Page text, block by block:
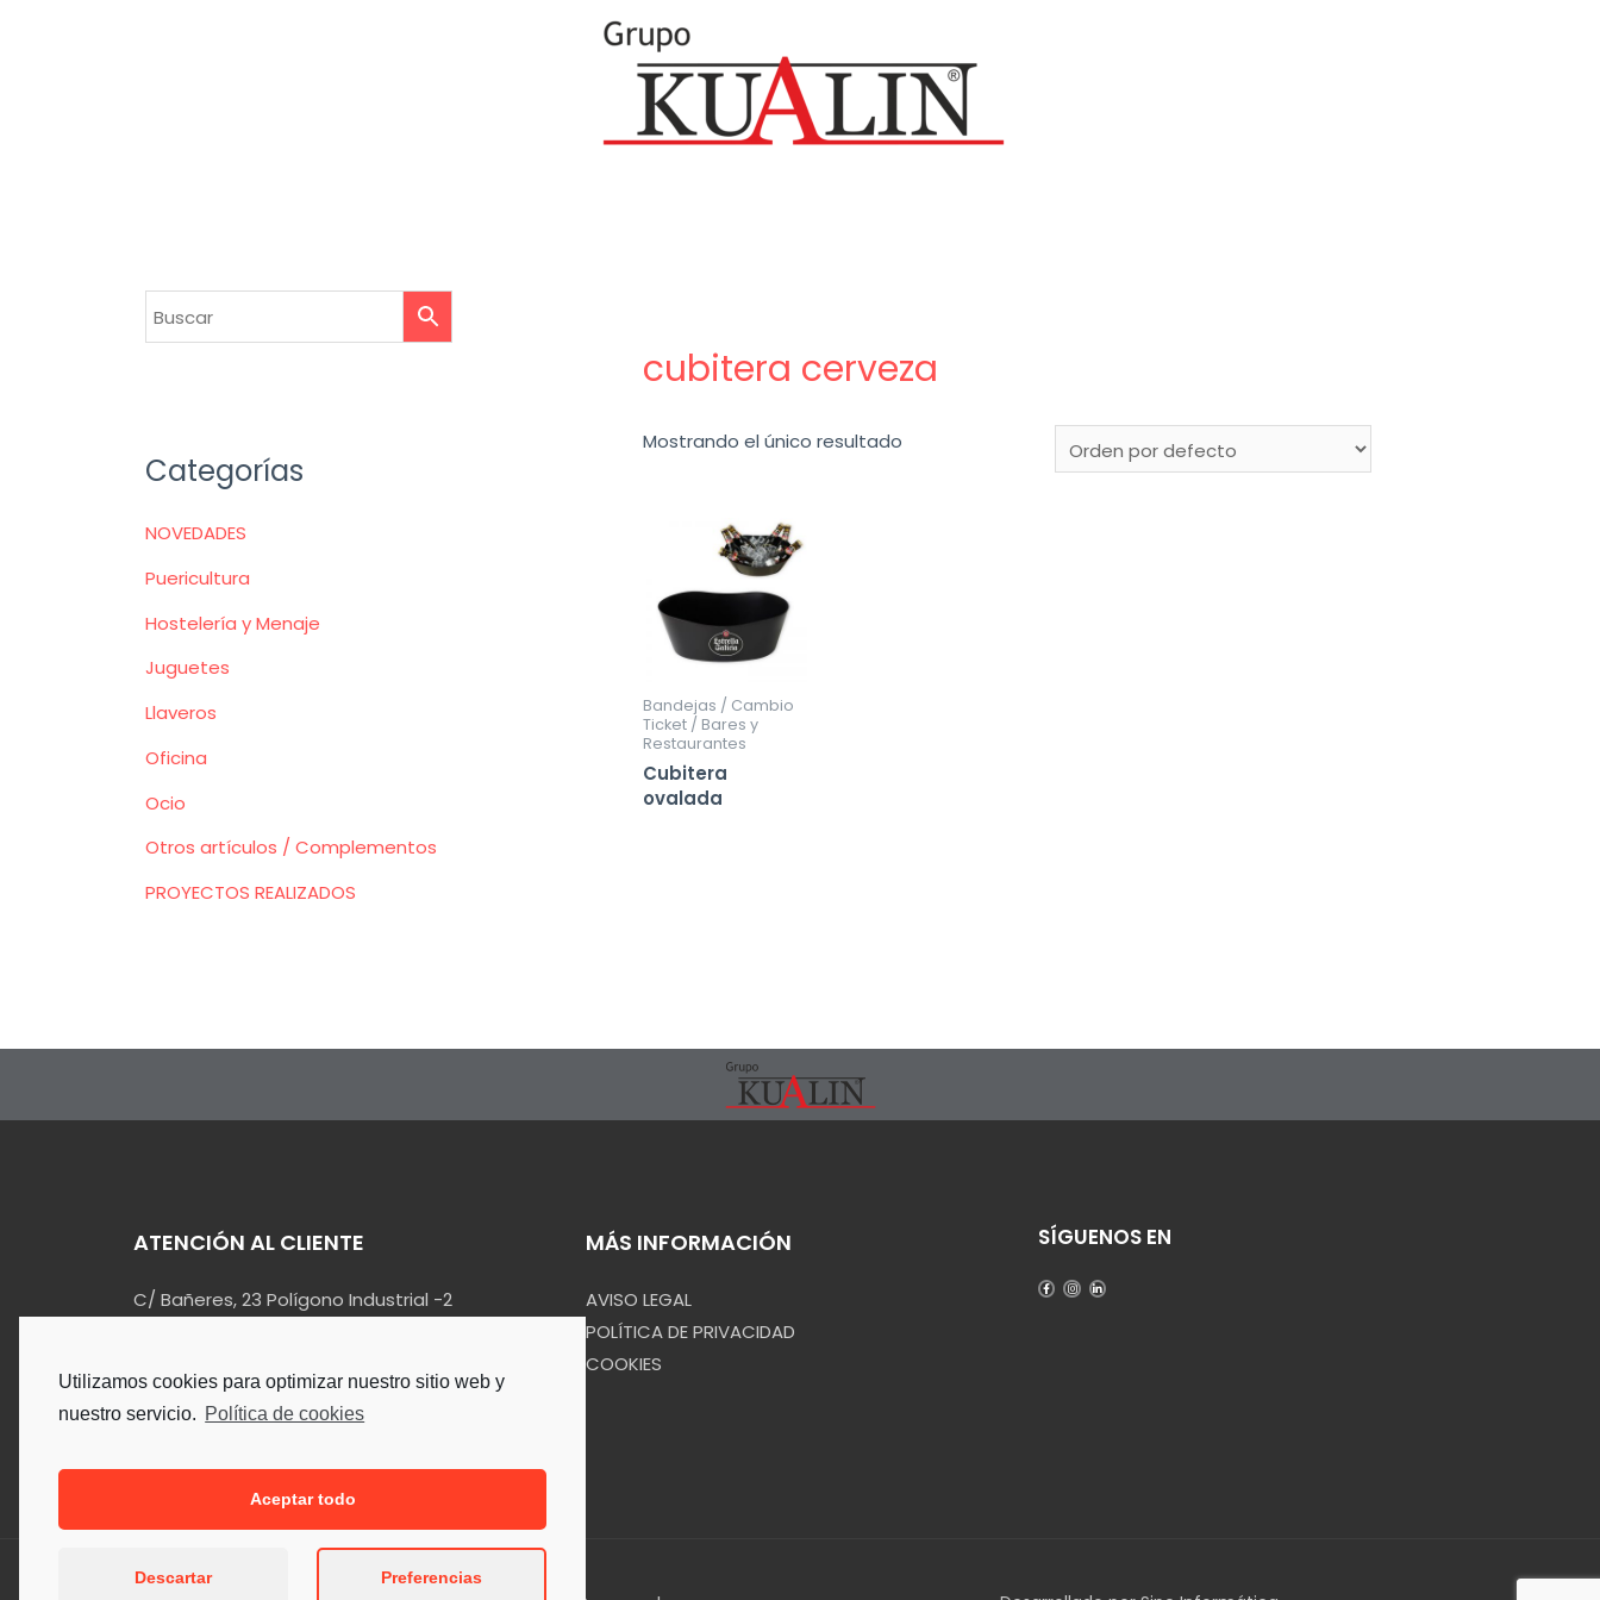
Utilizamos cookies para optimizar nuestro sitio web y
nuestro servicio. Política de cookies
Aceptar todo
Descartar Preferencias
Categorías
NOVEDADES
Puericultura
Hostelería y Menaje
Juguetes
Llaveros
Oficina
Ocio
Otros artículos / Complementos
PROYECTOS REALIZADOS
cubitera cerveza
Mostrando el único resultado
Bandejas / Cambio
Ticket / Bares y
Restaurantes
Cubitera
ovalada
ATENCIÓN AL CLIENTE
C/ Bañeres, 23 Polígono Industrial -2
965 55 34 90
MÁS INFORMACIÓN
AVISO LEGAL
POLÍTICA DE PRIVACIDAD
COOKIES
SÍGUENOS EN